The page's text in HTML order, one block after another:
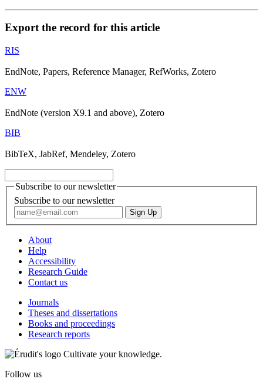
Export the record for this article
RIS
EndNote, Papers, Reference Manager, RefWorks, Zotero
ENW
EndNote (version X9.1 and above), Zotero
BIB
BibTeX, JabRef, Mendeley, Zotero
Subscribe to our newsletter
Subscribe to our newsletter
About
Help
Accessibility
Research Guide
Contact us
Journals
Theses and dissertations
Books and proceedings
Research reports
Cultivate your knowledge.
Follow us